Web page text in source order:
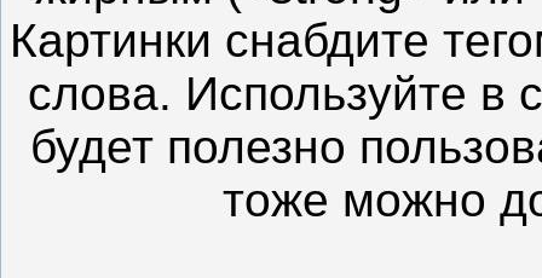
Картинки снабдите
слова. Используйте в
будет полезно
тоже можно